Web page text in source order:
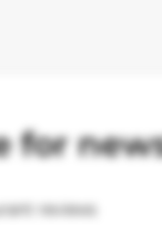
for
reviews